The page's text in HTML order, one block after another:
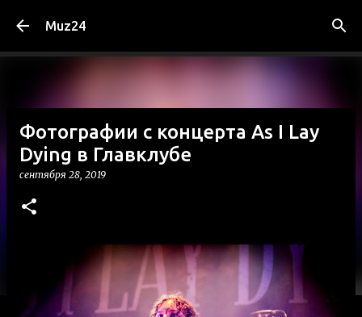
Muz24
Фотографии с концерта As I Lay
Dying в Главклубе
сентября 28, 2019